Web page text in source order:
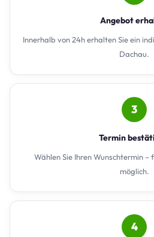
Angebot
Innerhalb von 24h erhalten Sie ein
Dachau.
3
Termin
Wählen Sie Ihren Wunschtermin
möglich.
4